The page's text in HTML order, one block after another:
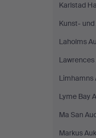
Karlstad
Kunst-
Laholms
Limhamns
Lyme Bay
Ma San
Markus